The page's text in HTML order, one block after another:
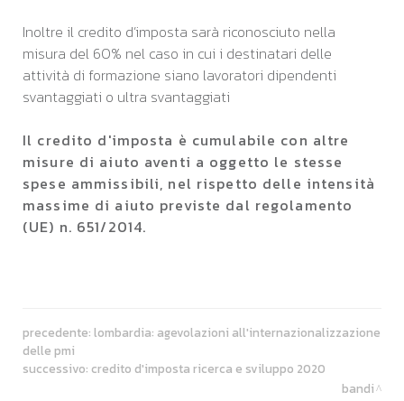
Inoltre il credito d’imposta sarà riconosciuto nella
misura del 60% nel caso in cui i destinatari delle
attività di formazione siano lavoratori dipendenti
svantaggiati o ultra svantaggiati
Il credito d'imposta è cumulabile con altre
misure di aiuto aventi a oggetto le stesse
spese ammissibili, nel rispetto delle intensità
massime di aiuto previste dal regolamento
(UE) n. 651/2014.
precedente: lombardia: agevolazioni all'internazionalizzazione
delle pmi
successivo: credito d'imposta ricerca e sviluppo 2020
bandi